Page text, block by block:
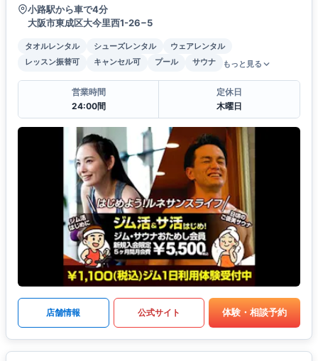
小路駅から車で4分
大阪市東成区大今里西1-26−5
タオルレンタル シューズレンタル
ウェアレンタル
レッスン振替可
キャンセル可 プール サウナ もっと見る
営業時間
24:00間
定休日
木曜日
店舗情報 公式サイト 体験・相談予約